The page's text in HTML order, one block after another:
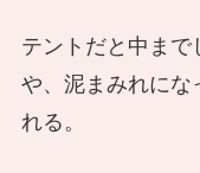
テントだと中まで
や、泥まみれにな
れる。